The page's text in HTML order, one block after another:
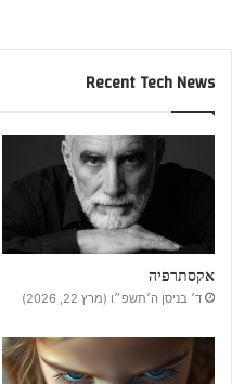
Recent Tech News
אקסתרפיה
ד׳ בניסן ה׳תשפ״ו (מרץ 22, 2026)